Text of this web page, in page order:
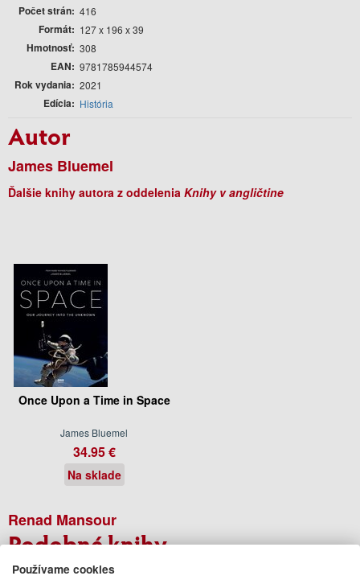
Počet strán 416
Formát 127 x 196 x 39
Hmotnosť 308
EAN 9781785944574
Rok vydania 2021
Edícia História
Autor
James Bluemel
Ďalšie knihy autora z oddelenia Knihy v angličtine
Once Upon a Time in Space
James Bluemel
34.95 €
Na sklade
Renad Mansour
Podobné knihy
Používame cookies